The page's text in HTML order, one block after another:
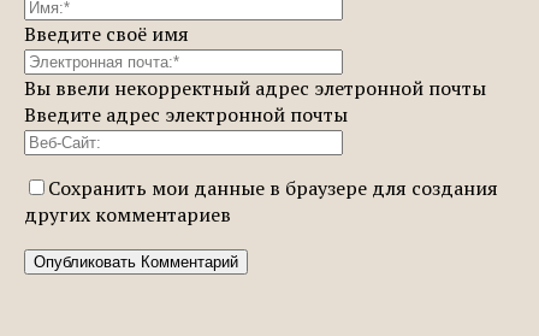
Введите своё имя
Вы ввели некорректный адрес элетронной почты
Введите адрес электронной почты
Сохранить мои данные в браузере для создания
других комментариев